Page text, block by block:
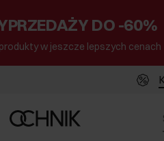
DO -60%
w jeszcze lepszych cenach